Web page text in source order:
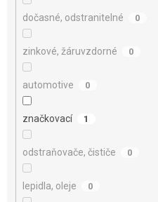
dočasné, odstranitelné 0
zinkové, žáruvzdorné 0
automotive 0
značkovací 1
odstraňovače, čističe 0
lepidla, oleje 0